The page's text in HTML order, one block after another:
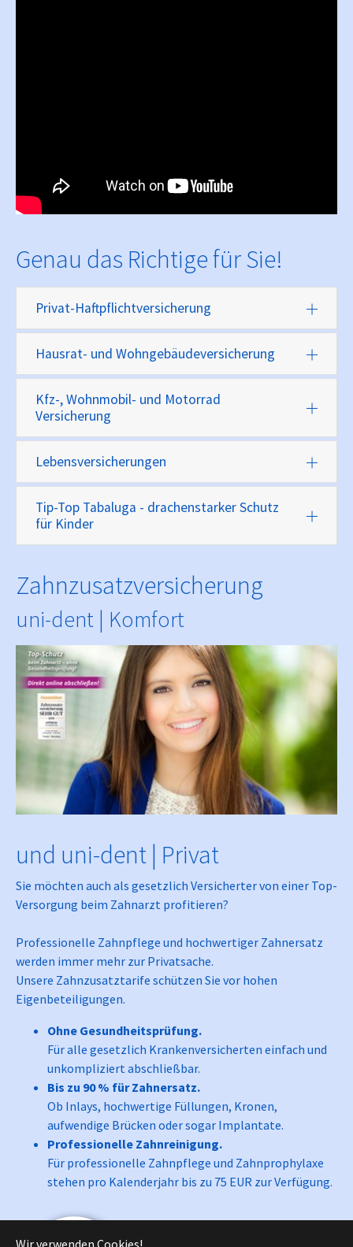
Wir verwenden Cookies!
Genau das Richtige für Sie!
Privat-Haftpflichtversicherung
Hausrat- und Wohngebäudeversicherung
Kfz-, Wohnmobil- und Motorrad
Versicherung
Lebensversicherungen
Tip-Top Tabaluga - drachenstarker Schutz
für Kinder
Zahnzusatzversicherung
uni-dent | Komfort
und uni-dent | Privat
Sie möchten auch als gesetzlich Versicherter von einer Top-
Versorgung beim Zahnarzt profitieren?
Professionelle Zahnpflege und hochwertiger Zahnersatz
werden immer mehr zur Privatsache.
Unsere Zahnzusatztarife schützen Sie vor hohen
Eigenbeteiligungen.
Ohne Gesundheitsprüfung.
Für alle gesetzlich Krankenversicherten einfach und
unkompliziert abschließbar.
Bis zu 90 % für Zahnersatz.
Ob Inlays, hochwertige Füllungen, Kronen,
aufwendige Brücken oder sogar Implantate.
Professionelle Zahnreinigung.
Für professionelle Zahnpflege und Zahnprophylaxe
stehen pro Kalenderjahr bis zu 75 EUR zur Verfügung.